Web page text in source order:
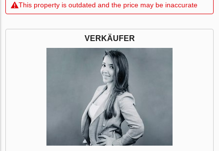
This property is outdated and the price may be inaccurate
VERKÄUFER